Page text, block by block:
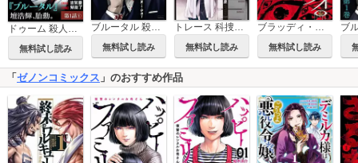
ドゥーム 殺人警察官の断罪録 分冊版
無料試し読み
ブルータル 殺人警察官の告白
無料試し読み 無料試し読み
ブラッディ・アイ－晒されてシネ－
無料試し読み
「 ゼノンコミックス 」のおすすめ作品